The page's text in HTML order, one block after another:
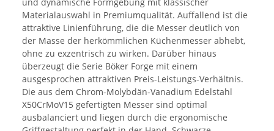
Materialauswahl in Premiumqualität. Auffallend ist die
attraktive Linienführung, die die Messer deutlich von
der Masse der herkömmlichen Küchenmesser abhebt,
ohne zu exzentrisch zu wirken. Darüber hinaus
überzeugt die Serie Böker Forge mit einem
ausgesprochen attraktiven Preis-Leistungs-Verhältnis.
Die aus dem Chrom-Molybdän-Vanadium Edelstahl
X50CrMoV15 gefertigten Messer sind optimal
ausbalanciert und liegen durch die ergonomische